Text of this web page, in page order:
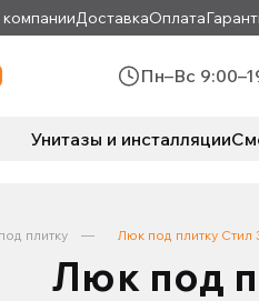
ДоставкаОплата
Пн–Вс
Унитазы и инсталляции
плитку Люк под плитку Стил
Люк под